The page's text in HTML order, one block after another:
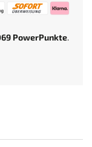
PowerPunkte.